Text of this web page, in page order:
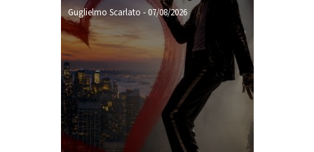
Guglielmo Scarlato -07/08/2026